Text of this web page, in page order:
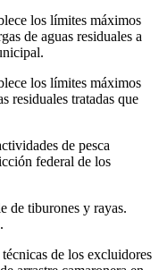
los límites máximos
de aguas residuales a
los límites máximos
residuales tratadas que
de pesca
federal de los
de tiburones y rayas.
de los excluidores